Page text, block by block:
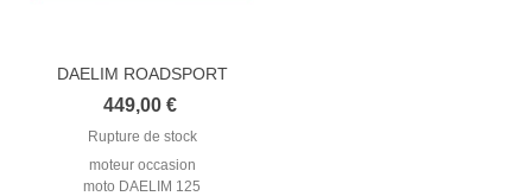
DAELIM ROADSPORT
2011 MOTEUR...
449,00 €
Rupture de stock
moteur occasion
moto DAELIM 125